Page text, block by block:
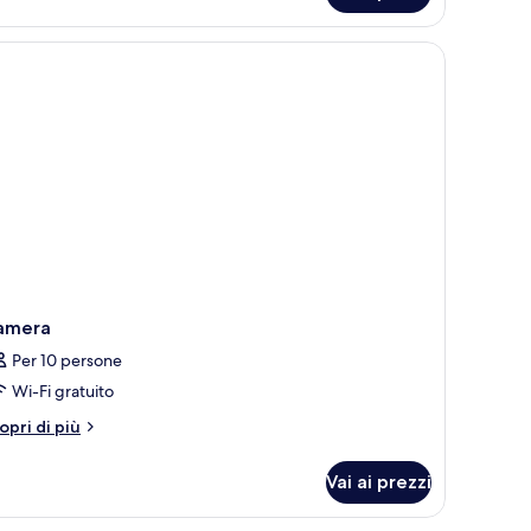
in vetro.
con televisore, un balcone con tavolo e sedie e un divano.
Per 10 persone
Wi-Fi gratuito
di più
Vai ai prezzi